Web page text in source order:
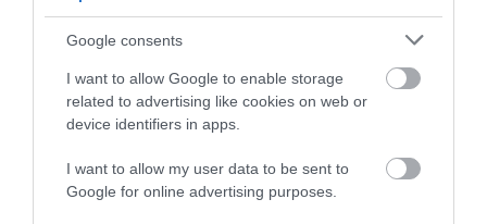
Google consents
I want to allow Google to enable storage
related to advertising like cookies on web or
device identifiers in apps.
I want to allow my user data to be sent to
Google for online advertising purposes.
δρόμους – Χειροπέδες στον
25χρονο πατέρα του
05.08.2026 | 21:40
Απάτη-σοκ στην Εύβοια: «Βγάλτε
τα χρυσαφικά στο μπαλκόνι» –
Έχασε 9.500 ευρώ και κοσμήματα
05.08.2026 | 21:20